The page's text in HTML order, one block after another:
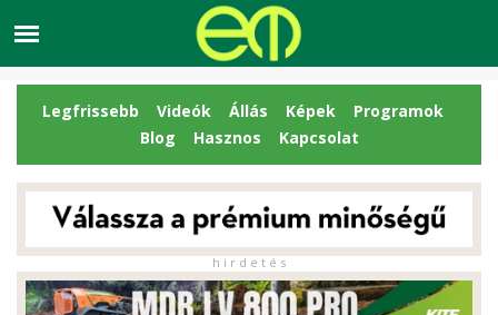
Legfrissebb Videók Állás Képek
Programok
Blog
Hasznos Kapcsolat
h i r d e t é s